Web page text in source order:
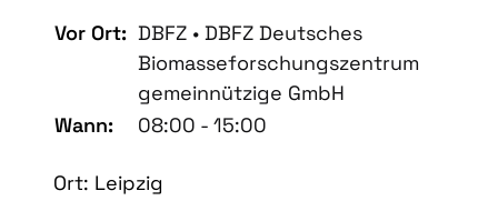
Vor Ort: DBFZ • DBFZ Deutsches
Biomasseforschungszentrum
gemeinnützige GmbH
Wann:
08:00 - 15:00
Ort: Leipzig